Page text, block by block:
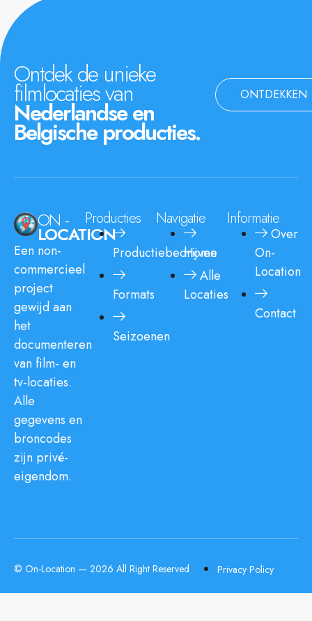
Ontdek de unieke
filmlocaties van
Nederlandse en
Belgische producties.
ONTDEKKEN
ON -
LOCATION
Een non-
commercieel
project
gewijd aan
het
documenteren
van film- en
tv-locaties.
Alle
gegevens en
broncodes
zijn privé-
eigendom.
Producties
Productiebedrijven
Formats
Seizoenen
Navigatie
Home
Alle
Locaties
Informatie
Over
On-
Location
Contact
© On-Location — 2026 All Right Reserved Privacy Policy